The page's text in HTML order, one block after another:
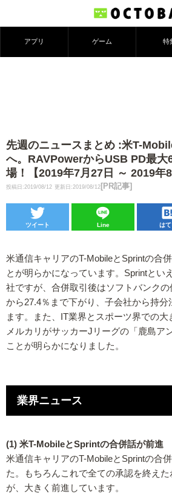
アプリ ゲーム 特
先週のニュースまとめ :米T-
へ。RAVPowerからUSB PD最大
場！【2019年7月27日 ～ 2019年8
投稿日:2019/08/12 更新日:2019/08/12 [PR記事]
ツイート Line は
米通信キャリアのT-MobileとSprintの合
とが明らかになっています。Sprintとい
社ですが、合併取引後はソフトバンク
から27.4％まで下がり、子会社から持分
ます。また、IT業界とスポーツ界での大
メルカリがサッカーJリーグの「鹿島ア
ことが明らかになりました。
業界ニュース
(1) 米T-MobileとSprintの合併話が前進
米通信キャリアのT-MobileとSprintの合
た。もちろんこれで全ての承認を終え
が、大きく前進しています。